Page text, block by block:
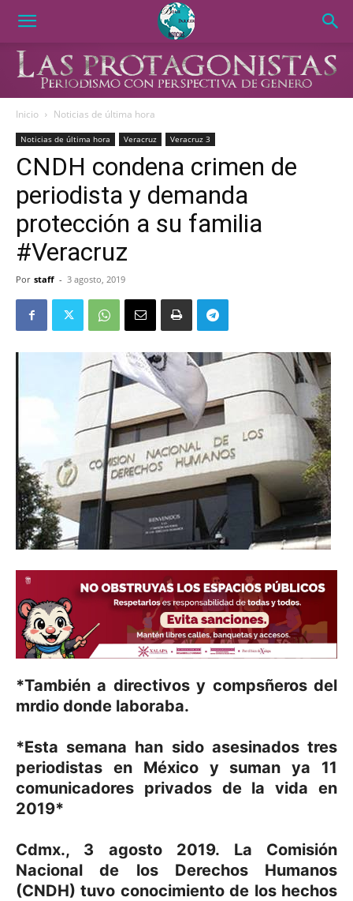
Inicio Noticias de última hora
Noticias de última hora Veracruz Veracruz 3
CNDH condena crimen de
periodista y demanda
protección a su familia
#Veracruz
Por staff - 3 agosto, 2019
*También a directivos y compsñeros del
mrdio donde laboraba.
*Esta semana han sido asesinados tres
periodistas en México y suman ya 11
comunicadores privados de la vida en
2019*
Cdmx., 3 agosto 2019. La Comisión
Nacional de los Derechos Humanos
(CNDH) tuvo conocimiento de los hechos